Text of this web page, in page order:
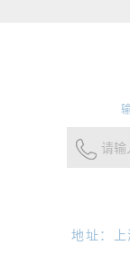
请输
地址：